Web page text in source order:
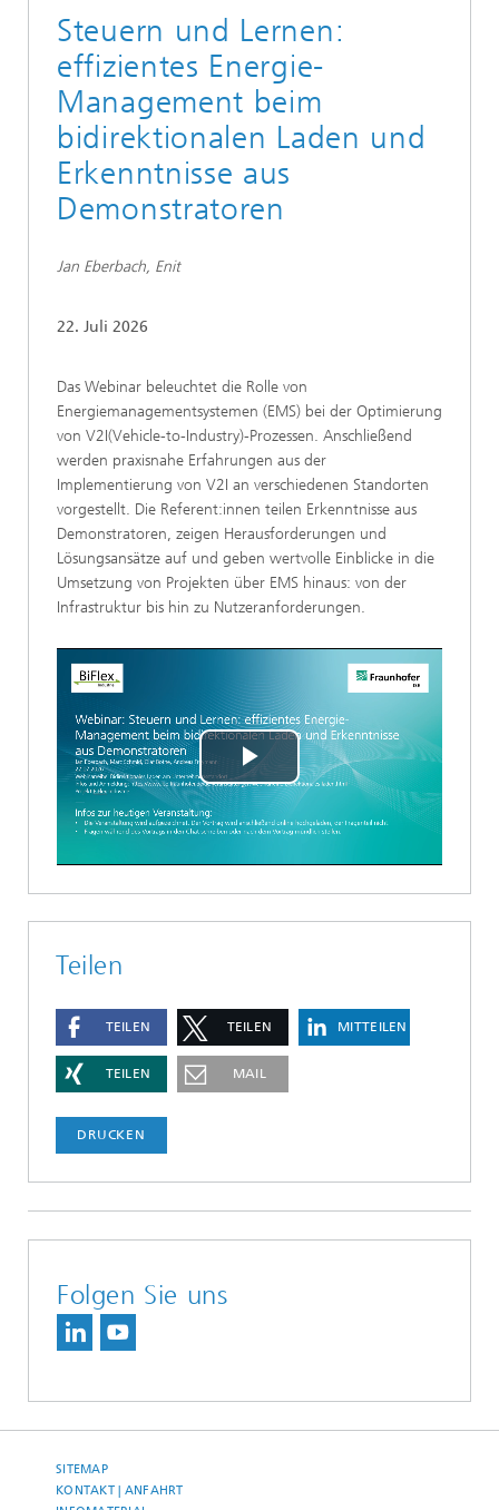
Steuern und Lernen:
effizientes Energie-
Management beim
bidirektionalen Laden und
Erkenntnisse aus
Demonstratoren
Jan Eberbach, Enit
22. Juli 2026
Das Webinar beleuchtet die Rolle von
Energiemanagementsystemen (EMS) bei der Optimierung
von V2I(Vehicle-to-Industry)-Prozessen. Anschließend
werden praxisnahe Erfahrungen aus der
Implementierung von V2I an verschiedenen Standorten
vorgestellt. Die Referent:innen teilen Erkenntnisse aus
Demonstratoren, zeigen Herausforderungen und
Lösungsansätze auf und geben wertvolle Einblicke in die
Umsetzung von Projekten über EMS hinaus: von der
Infrastruktur bis hin zu Nutzeranforderungen.
Play
Video
Teilen
TEILEN TEILEN MITTEILEN
TEILEN MAIL
DRUCKEN
Folgen Sie uns
SITEMAP
KONTAKT | ANFAHRT